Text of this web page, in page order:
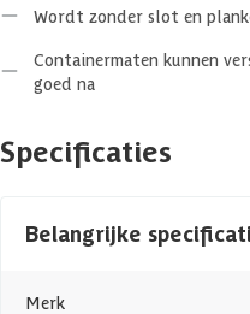
Wordt zonder slot en
Containermaten kunnen
goed na
Specificaties
Belangrijke
Merk